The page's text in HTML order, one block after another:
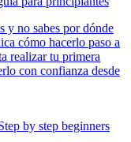
y no sabes por dónde
cómo hacerlo paso a
realizar tu primera
con confianza desde